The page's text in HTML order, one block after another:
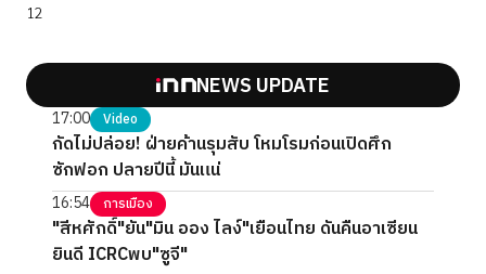
12
NEWS UPDATE
17:00 Video
กัดไม่ปล่อย! ฝ่ายค้านรุมสับ โหมโรมก่อนเปิดศึก
ซักฟอก ปลายปีนี้ มันแน่
16:54 การเมือง
"สีหศักดิ์"ยัน"มิน ออง ไลง์"เยือนไทย ดันคืนอาเซียน
ยินดี ICRCพบ"ซูจี"